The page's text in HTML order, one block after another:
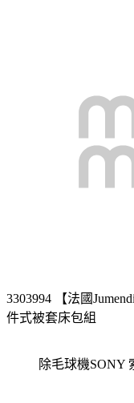
3303994 【法國
件式被套床包組
除毛球機SONY